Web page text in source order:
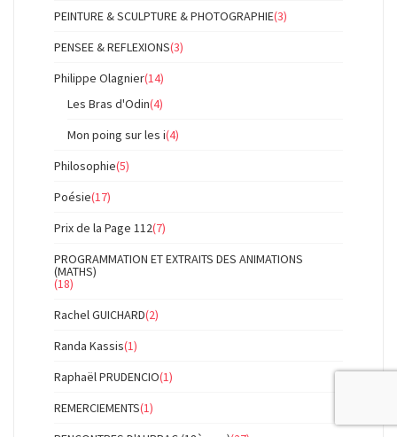
PEINTURE & SCULPTURE & PHOTOGRAPHIE(3)
PENSEE & REFLEXIONS(3)
Philippe Olagnier(14)
Les Bras d'Odin(4)
Mon poing sur les i(4)
Philosophie(5)
Poésie(17)
Prix de la Page 112(7)
PROGRAMMATION ET EXTRAITS DES ANIMATIONS
(MATHS)
(18)
Rachel GUICHARD(2)
Randa Kassis(1)
Raphaël PRUDENCIO(1)
REMERCIEMENTS(1)